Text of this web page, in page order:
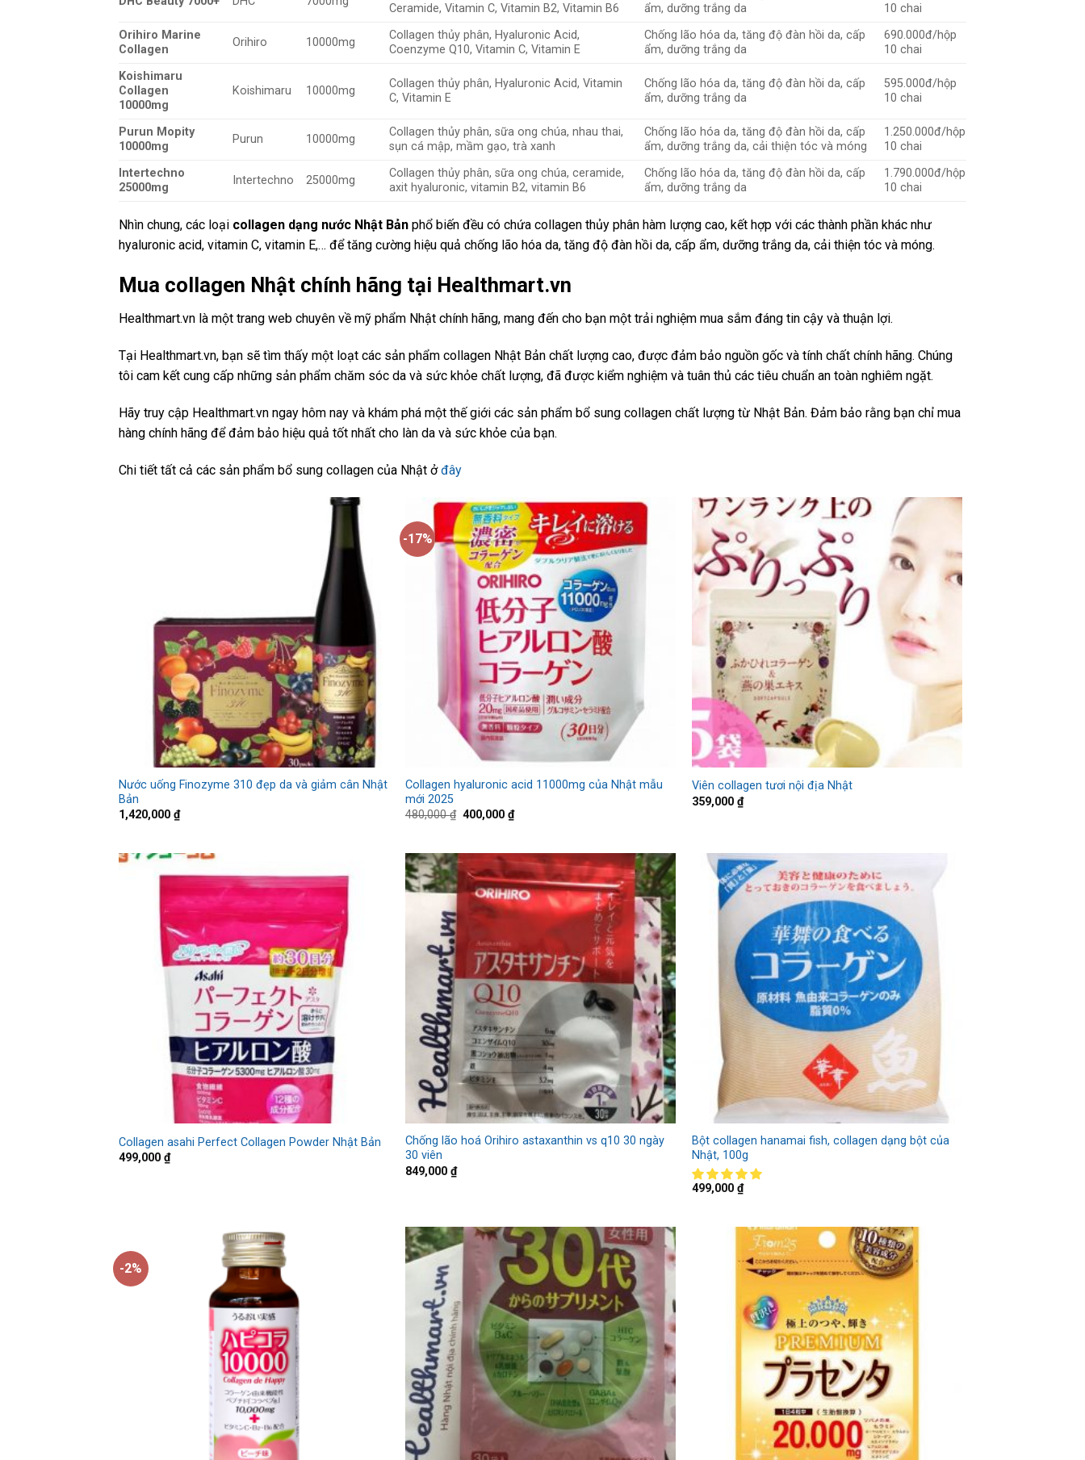
Ceramide, Vitamin C, Vitamin B2, Vitamin B6
ẩm, dưỡng trắng da
10 chai
Orihiro Marine
Collagen
Orihiro 10000mg
Collagen thủy phân, Hyaluronic Acid,
Coenzyme Q10, Vitamin C, Vitamin E
Chống lão hóa da, tăng độ đàn hồi da, cấp
ẩm, dưỡng trắng da
690.000đ/hộp
10 chai
Koishimaru
Collagen
10000mg
Koishimaru 10000mg
Collagen thủy phân, Hyaluronic Acid, Vitamin
C, Vitamin E
Chống lão hóa da, tăng độ đàn hồi da, cấp
ẩm, dưỡng trắng da
595.000đ/hộp
10 chai
Purun Mopity
10000mg
Purun 10000mg
Collagen thủy phân, sữa ong chúa, nhau thai,
sụn cá mập, mầm gạo, trà xanh
Chống lão hóa da, tăng độ đàn hồi da, cấp
ẩm, dưỡng trắng da, cải thiện tóc và móng
1.250.000đ/hộp
10 chai
Intertechno
25000mg
Intertechno 25000mg
Collagen thủy phân, sữa ong chúa, ceramide,
axit hyaluronic, vitamin B2, vitamin B6
Chống lão hóa da, tăng độ đàn hồi da, cấp
ẩm, dưỡng trắng da
1.790.000đ/hộp
10 chai
Nhìn chung, các loại collagen dạng nước Nhật Bản phổ biến đều có chứa collagen thủy phân hàm lượng cao, kết hợp với các thành phần khác như
hyaluronic acid, vitamin C, vitamin E,… để tăng cường hiệu quả chống lão hóa da, tăng độ đàn hồi da, cấp ẩm, dưỡng trắng da, cải thiện tóc và móng.
Mua collagen Nhật chính hãng tại Healthmart.vn
Healthmart.vn là một trang web chuyên về mỹ phẩm Nhật chính hãng, mang đến cho bạn một trải nghiệm mua sắm đáng tin cậy và thuận lợi.
Tại Healthmart.vn, bạn sẽ tìm thấy một loạt các sản phẩm collagen Nhật Bản chất lượng cao, được đảm bảo nguồn gốc và tính chất chính hãng. Chúng
tôi cam kết cung cấp những sản phẩm chăm sóc da và sức khỏe chất lượng, đã được kiểm nghiệm và tuân thủ các tiêu chuẩn an toàn nghiêm ngặt.
Hãy truy cập Healthmart.vn ngay hôm nay và khám phá một thế giới các sản phẩm bổ sung collagen chất lượng từ Nhật Bản. Đảm bảo rằng bạn chỉ mua
hàng chính hãng để đảm bảo hiệu quả tốt nhất cho làn da và sức khỏe của bạn.
Chi tiết tất cả các sản phẩm bổ sung collagen của Nhật ởđây
Nước uống Finozyme 310 đẹp da và giảm cân Nhật
Bản
1,420,000 ₫
-17%
Collagen hyaluronic acid 11000mg của Nhật mẫu
mới 2025
480,000₫ 400,000₫
Viên collagen tươi nội địa Nhật
359,000 ₫
Collagen asahi Perfect Collagen Powder Nhật Bản
499,000 ₫
Chống lão hoá Orihiro astaxanthin vs q10 30 ngày
30 viên
849,000 ₫
Bột collagen hanamai fish, collagen dạng bột của
Nhật, 100g
499,000 ₫
-2%